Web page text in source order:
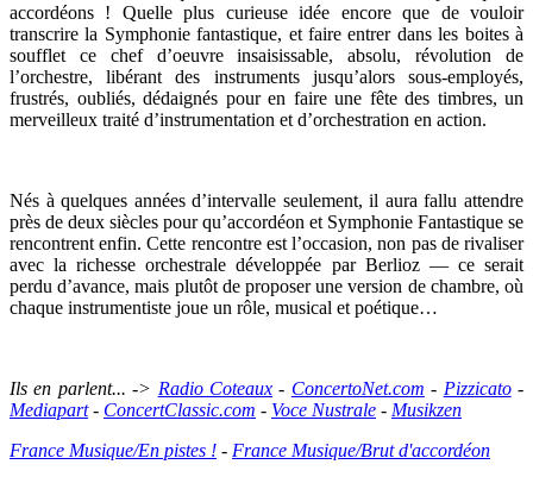
accordéons ! Quelle plus curieuse idée encore que de vouloir
transcrire la Symphonie fantastique, et faire entrer dans les boites à
soufflet ce chef d’oeuvre insaisissable, absolu, révolution de
l’orchestre, libérant des instruments jusqu’alors sous-employés,
frustrés, oubliés, dédaignés pour en faire une fête des timbres, un
merveilleux traité d’instrumentation et d’orchestration en action.
Nés à quelques années d’intervalle seulement, il aura fallu attendre
près de deux siècles pour qu’accordéon et Symphonie Fantastique se
rencontrent enfin. Cette rencontre est l’occasion, non pas de rivaliser
avec la richesse orchestrale développée par Berlioz — ce serait
perdu d’avance, mais plutôt de proposer une version de chambre, où
chaque instrumentiste joue un rôle, musical et poétique…
Ils en parlent... -> Radio Coteaux - ConcertoNet.com - Pizzicato-
Mediapart- ConcertClassic.com - Voce Nustrale - Musikzen
France Musique/En pistes ! - France Musique/Brut d'accordéon